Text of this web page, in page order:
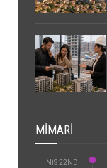
MIMARI
NIS 22ND